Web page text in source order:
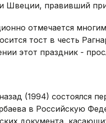
Швеции, правивший
отмечается
тост в честь
этот праздник -
назад (1994) состоялся
в Российскую